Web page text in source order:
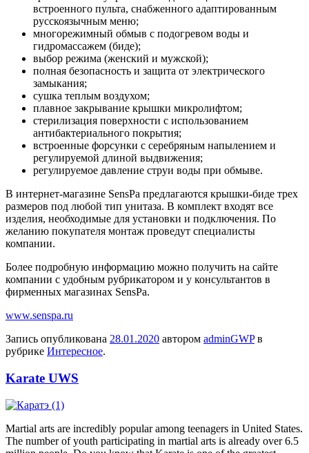
встроенного пульта, снабженного адаптированным
русскоязычным меню;
многорежимный обмыв с подогревом воды и
гидромассажем (биде);
выбор режима (женский и мужской);
полная безопасность и защита от электрического
замыкания;
сушка теплым воздухом;
плавное закрывание крышки микролифтом;
стерилизация поверхности с использованием
антибактериального покрытия;
встроенные форсунки с серебряным напылением и
регулируемой длиной выдвижения;
регулируемое давление струи воды при обмыве.
В интернет-магазине SensPa предлагаются крышки-биде трех
размеров под любой тип унитаза. В комплект входят все
изделия, необходимые для установки и подключения. По
желанию покупателя монтаж проведут специалисты
компании.
Более подробную информацию можно получить на сайте
компании с удобным рубрикатором и у консультантов в
фирменных магазинах SensPa.
www.senspa.ru
Запись опубликована 28.01.2020 автором adminGWPв
рубрике Интересное.
Karate UWS
Martial arts are incredibly popular among teenagers in United States.
The number of youth participating in martial arts is already over 6.5